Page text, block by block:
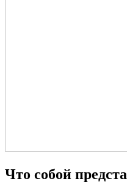
Что собой